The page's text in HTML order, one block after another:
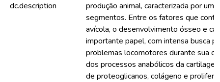
dc.description
produção animal, caracterizada por
segmentos. Entre os fatores que
avícola, o desenvolvimento ósseo e
importante papel, com intensa busca
problemas locomotores durante sua
dos processos anabólicos da
de proteoglicanos, colágeno e